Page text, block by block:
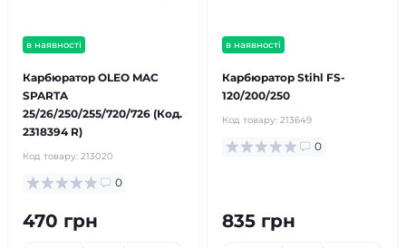
в наявності
Карбюратор OLEO MAC
SPARTA
25/26/250/255/720/726 (Код.
2318394 R)
Код товару: 213020
0
470 грн
в наявності
Карбюратор Stihl FS-
120/200/250
Код товару: 213649
0
835 грн